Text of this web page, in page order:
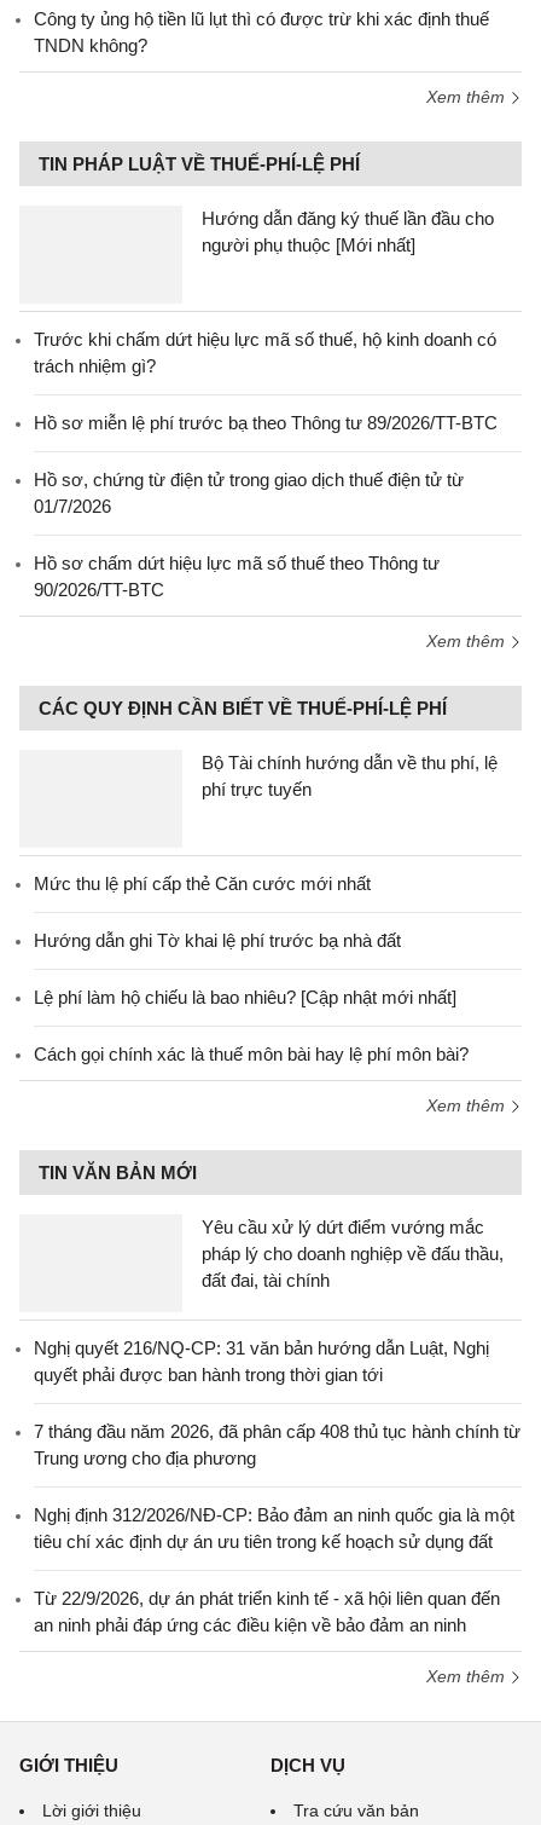
Công ty ủng hộ tiền lũ lụt thì có được trừ khi xác định thuế
TNDN không?
Xem thêm
TIN PHÁP LUẬT VỀ THUẾ-PHÍ-LỆ PHÍ
Hướng dẫn đăng ký thuế lần đầu cho
người phụ thuộc [Mới nhất]
Trước khi chấm dứt hiệu lực mã số thuế, hộ kinh doanh có
trách nhiệm gì?
Hồ sơ miễn lệ phí trước bạ theo Thông tư 89/2026/TT-BTC
Hồ sơ, chứng từ điện tử trong giao dịch thuế điện tử từ
01/7/2026
Hồ sơ chấm dứt hiệu lực mã số thuế theo Thông tư
90/2026/TT-BTC
Xem thêm
CÁC QUY ĐỊNH CẦN BIẾT VỀ THUẾ-PHÍ-LỆ PHÍ
Bộ Tài chính hướng dẫn về thu phí, lệ
phí trực tuyến
Mức thu lệ phí cấp thẻ Căn cước mới nhất
Hướng dẫn ghi Tờ khai lệ phí trước bạ nhà đất
Lệ phí làm hộ chiếu là bao nhiêu? [Cập nhật mới nhất]
Cách gọi chính xác là thuế môn bài hay lệ phí môn bài?
Xem thêm
TIN VĂN BẢN MỚI
Yêu cầu xử lý dứt điểm vướng mắc
pháp lý cho doanh nghiệp về đấu thầu,
đất đai, tài chính
Nghị quyết 216/NQ-CP: 31 văn bản hướng dẫn Luật, Nghị
quyết phải được ban hành trong thời gian tới
7 tháng đầu năm 2026, đã phân cấp 408 thủ tục hành chính từ
Trung ương cho địa phương
Nghị định 312/2026/NĐ-CP: Bảo đảm an ninh quốc gia là một
tiêu chí xác định dự án ưu tiên trong kế hoạch sử dụng đất
Từ 22/9/2026, dự án phát triển kinh tế - xã hội liên quan đến
an ninh phải đáp ứng các điều kiện về bảo đảm an ninh
Xem thêm
GIỚI THIỆU
Lời giới thiệu
DỊCH VỤ
Tra cứu văn bản